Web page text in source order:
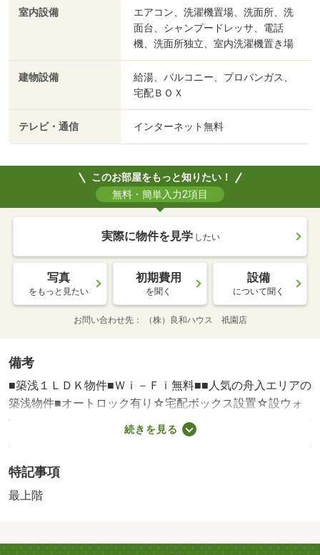
室内設備
エアコン、洗濯機置場、洗面所、洗
面台、シャンプードレッサ、電話
機、洗面所独立、室内洗濯機置き場
建物設備
給湯、バルコニー、プロパンガス、
宅配ＢＯＸ
テレビ・通信 インターネット無料
このお部屋をもっと知りたい！
無料・簡単入力2項目
実際に物件を見学 したい
写真
をもっと見たい
初期費用
を聞く
設備
について聞く
お問い合わせ先 （株）良和ハウス 祇園店
備考
■築浅１ＬＤＫ物件■Ｗｉ－Ｆｉ無料■■人気の舟入エリアの
築浅物件■オートロック有り☆宅配ボックス設置☆設ウォ
ークインクローゼットで、収納・賃貸保証等：利用可（Ｙ
ＥＬＬ保証（エポス） 【初回】総賃料の５０％（下限２
持費等：火災保険料１，０００円／月・良和安心サポート
１，４３０円／月/カギ交換代 22000円/除菌消臭費 24200
続きを見る
特記事項
最上階